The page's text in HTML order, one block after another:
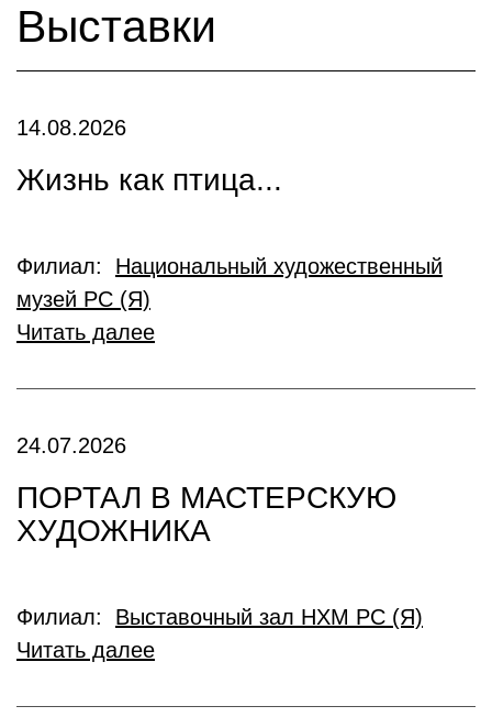
Выставки
14.08.2026
Жизнь как птица...
Филиал: Национальный художественный
музей РС (Я)
Читать далее
24.07.2026
ПОРТАЛ В МАСТЕРСКУЮ
ХУДОЖНИКА
Филиал: Выставочный зал НХМ РС (Я)
Читать далее